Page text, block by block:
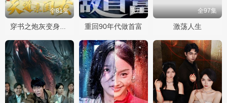
全81集
穿书之炮灰变身天道亲闺女
完结
重回90年代做首富
全97集
激荡人生